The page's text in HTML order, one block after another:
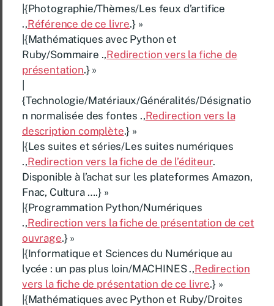
|{Photographie/Thèmes/Les feux d’artifice
.,Référence de ce livre.} »
|{Mathématiques avec Python et
Ruby/Sommaire .,Redirection vers la fiche de
présentation.} »
{Technologie/Matériaux/Généralités/Désignatio
n normalisée des fontes .,Redirection vers la
description complète.} »
|{Les suites et séries/Les suites numériques
.,Redirection vers la fiche de de l’éditeur.
Disponible à l’achat sur les plateformes Amazon,
Fnac, Cultura ….} »
|{Programmation Python/Numériques
.,Redirection vers la fiche de présentation de cet
ouvrage.} »
|{Informatique et Sciences du Numérique au
lycée : un pas plus loin/MACHINES .,Redirection
vers la fiche de présentation de ce livre.} »
|{Mathématiques avec Python et Ruby/Droites